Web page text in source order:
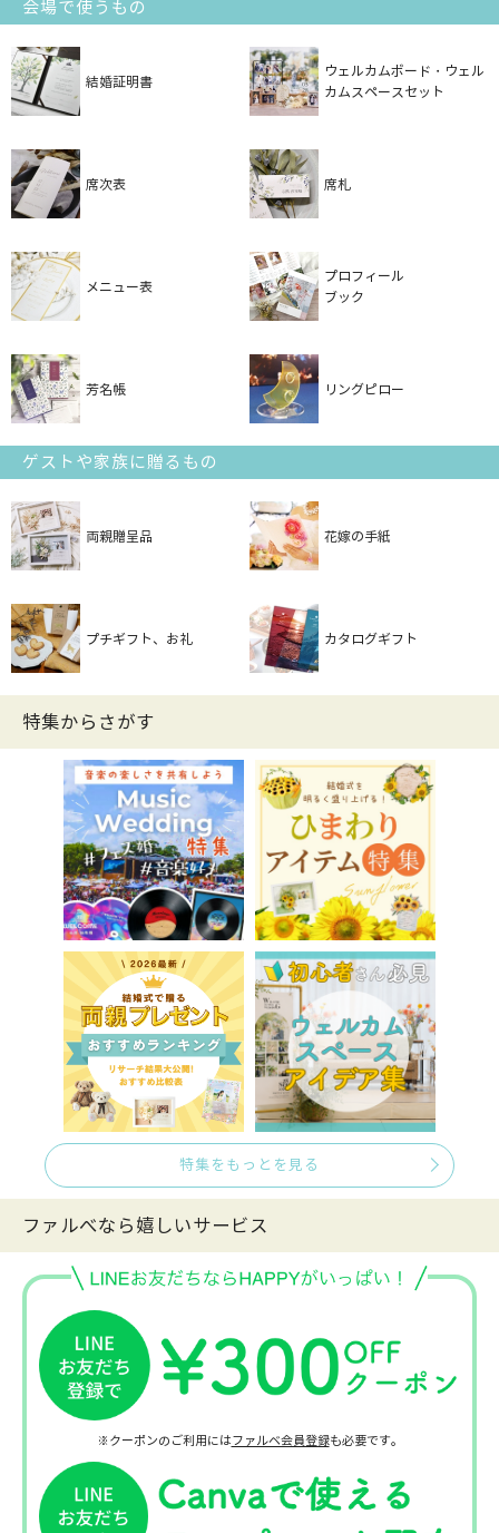
会場で使うもの
結婚証明書
ウェルカムボード・ウェル
カムスペースセット
席次表 席札
メニュー表
プロフィール
ブック
芳名帳 リングピロー
ゲストや家族に贈るもの
両親贈呈品 花嫁の手紙
プチギフト、お礼 カタログギフト
特集からさがす
特集をもっとを見る
ファルべなら嬉しいサービス
※クーポンのご利用にはファルベ会員登録も必要です。